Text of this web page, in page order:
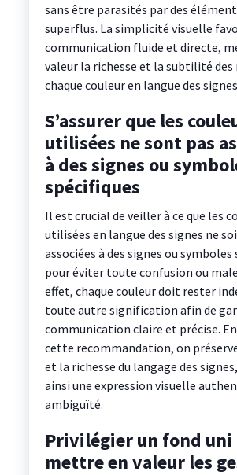
sans être parasités par des
superflus. La simplicité visuelle
communication fluide et directe,
valeur la richesse et la subtilité des
chaque couleur en langue des
S’assurer que les
utilisées ne sont pas
à des signes ou
spécifiques
Il est crucial de veiller à ce que les
utilisées en langue des signes ne
associées à des signes ou symboles
pour éviter toute confusion ou
effet, chaque couleur doit rester
toute autre signification afin de
communication claire et précise.
cette recommandation, on
et la richesse du langage des
ainsi une expression visuelle
ambiguïté.
Privilégier un fond uni
mettre en valeur les